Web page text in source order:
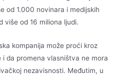
od 1.000 novinara i medijskih
više od 16 miliona ljudi.
kompanija može proći kroz
da promena vlasništva ne mora
nezavisnosti. Međutim, u